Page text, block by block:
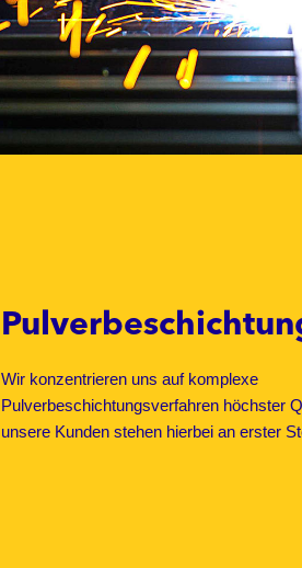
Wir konzentrieren uns auf komplexe
Pulverbeschichtungsverfahren höchster
unsere Kunden stehen hierbei an erster